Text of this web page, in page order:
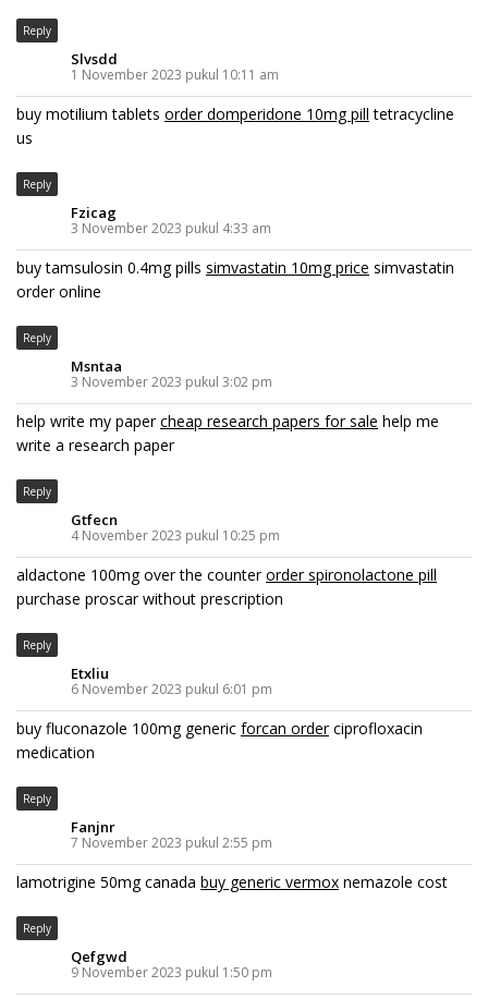
Reply
Slvsdd
1 November 2023 pukul 10:11 am
buy motilium tablets order domperidone 10mg pill tetracycline
us
Reply
Fzicag
3 November 2023 pukul 4:33 am
buy tamsulosin 0.4mg pills simvastatin 10mg price simvastatin
order online
Reply
Msntaa
3 November 2023 pukul 3:02 pm
help write my papercheap research papers for sale help me
write a research paper
Reply
Gtfecn
4 November 2023 pukul 10:25 pm
aldactone 100mg over the counterorder spironolactone pill
purchase proscar without prescription
Reply
Etxliu
6 November 2023 pukul 6:01 pm
buy fluconazole 100mg generic forcan orderciprofloxacin
medication
Reply
Fanjnr
7 November 2023 pukul 2:55 pm
lamotrigine 50mg canada buy generic vermox nemazole cost
Reply
Qefgwd
9 November 2023 pukul 1:50 pm